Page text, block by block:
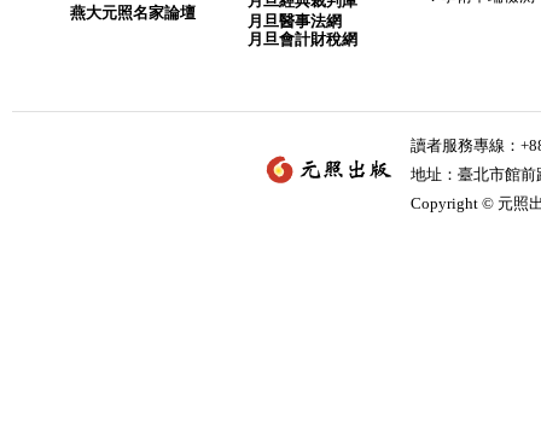
燕大元照名家論壇
月旦醫事法網
月旦會計財稅網
讀者服務專線：
地址：臺北市館
Copyright © 元照